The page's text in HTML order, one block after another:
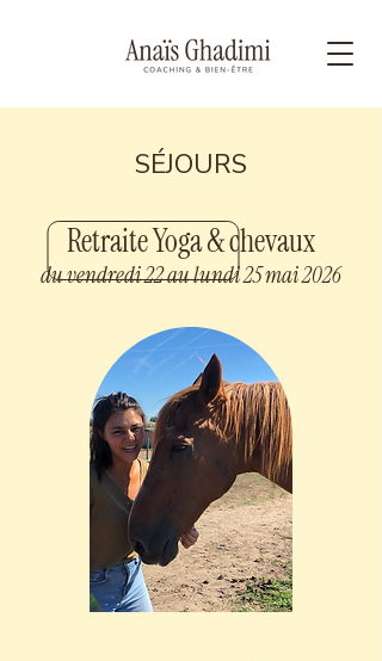
SÉJOURS
Retraite Yoga & chevaux
du vendredi 22 au lundi 25 mai 2026